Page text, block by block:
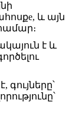
e, և այն
է և